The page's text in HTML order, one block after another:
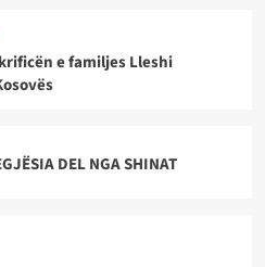
e familjes Lleshi
DEL NGA SHINAT